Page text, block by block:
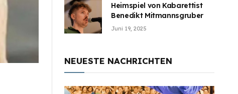
Heimspiel von Kabarettist
Benedikt Mitmannsgruber
Juni 19, 2025
NEUESTE NACHRICHTEN